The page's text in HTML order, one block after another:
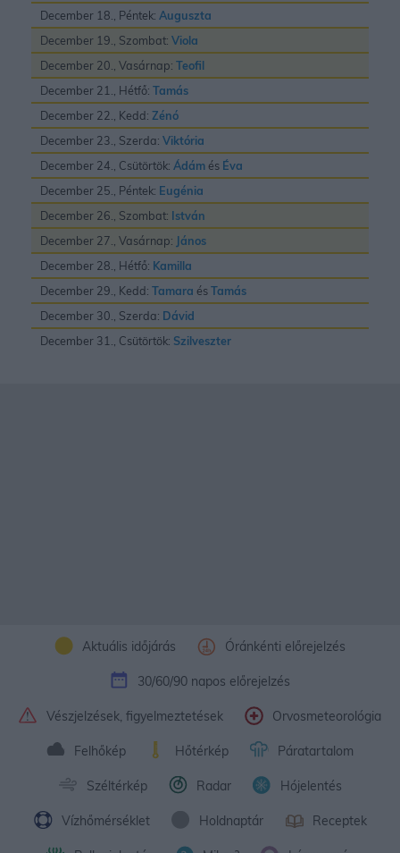
December 18., Péntek: Auguszta
December 19., Szombat: Viola
December 20., Vasárnap: Teofil
December 21., Hétfő: Tamás
December 22., Kedd: Zénó
December 23., Szerda: Viktória
December 24., Csütörtök: Ádám és Éva
December 25., Péntek: Eugénia
December 26., Szombat: István
December 27., Vasárnap: János
December 28., Hétfő: Kamilla
December 29., Kedd: Tamara ésTamás
December 30., Szerda: Dávid
December 31., Csütörtök: Szilveszter
Aktuális időjárás Óránkénti előrejelzés
30/60/90 napos előrejelzés
Vészjelzések, figyelmeztetések Orvosmeteorológia
Felhőkép Hőtérkép Páratartalom
Széltérkép Radar Hójelentés
Vízhőmérséklet Holdnaptár Receptek